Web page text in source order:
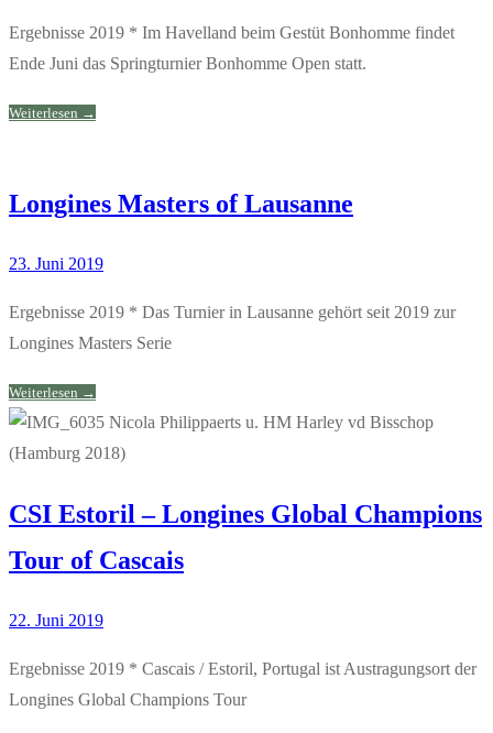
Ergebnisse 2019 * Im Havelland beim Gestüt Bonhomme findet
Ende Juni das Springturnier Bonhomme Open statt.
Weiterlesen →
Longines Masters of Lausanne
23. Juni 2019
Ergebnisse 2019 * Das Turnier in Lausanne gehört seit 2019 zur
Longines Masters Serie
Weiterlesen →
CSI Estoril – Longines Global Champions
Tour of Cascais
22. Juni 2019
Ergebnisse 2019 * Cascais / Estoril, Portugal ist Austragungsort der
Longines Global Champions Tour